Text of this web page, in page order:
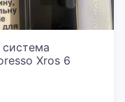
Xros 6